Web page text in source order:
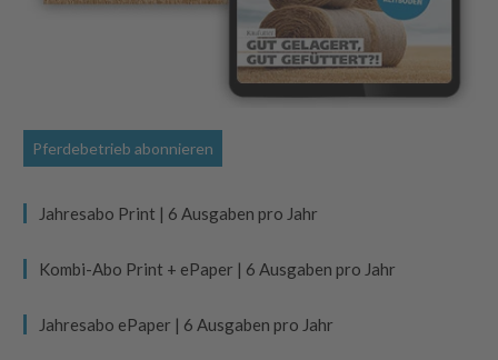
Pferdebetrieb abonnieren
Jahresabo Print | 6 Ausgaben pro Jahr
Kombi-Abo Print + ePaper | 6 Ausgaben pro Jahr
Jahresabo ePaper | 6 Ausgaben pro Jahr